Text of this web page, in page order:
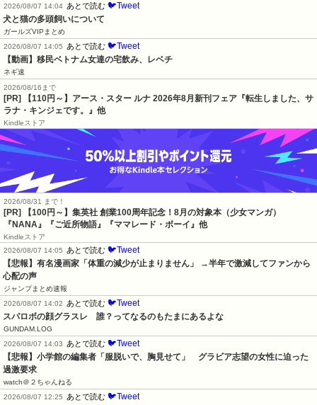
2026/08/07 14:04 あとで読む 🐦Tweet
犬と猫の多頭飼いについて
ガールズVIPまとめ
2026/08/07 14:05
あとで読む 🐦Tweet
【動画】移民ベトナム女達の宅飲み、レベチ
ネギ速
2026/08/16まで
[PR] 【110円～】アース・スター ルナ 2026年8月新刊フェア『転生しました、サ
ラナ・キンジェです。』他
Kindleストア
2026/08/31 まで！
[PR]
【100円～】集英社 創業100周年記念！8月の対象本（少女マンガ）
『NANA』『ご近所物語』『ママレード・ボーイ』他
Kindleストア
2026/08/07 14:05
あとで読む 🐦Tweet
【悲報】有名漫画家「体重の減少が止まりません」 →半年で激減してファンから
心配の声
ジャンプまとめ速報
2026/08/07 14:02
あとで読む 🐦Tweet
スパロボの顔グラスレ　誰？ってなるのもたまにあるよな
GUNDAM.LOG
2026/08/07 14:03
あとで読む 🐦Tweet
【悲報】小学館の編集者「服脱いで、胸見せて」　グラビア志望の女性に迫った
過激要求
watch＠２ちゃんねる
2026/08/07 12:25
あとで読む 🐦Tweet